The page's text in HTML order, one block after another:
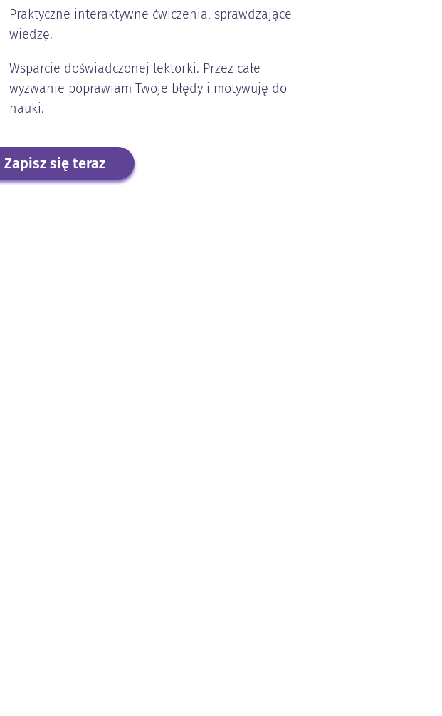
Praktyczne interaktywne ćwiczenia, sprawdzające
wiedzę.
Wsparcie doświadczonej lektorki. Przez całe
wyzwanie poprawiam Twoje błędy i motywuję do
nauki.
Zapisz się teraz